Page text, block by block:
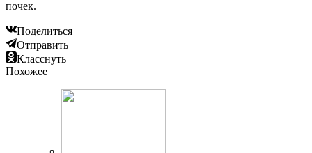
почек.
Поделиться
Отправить
Класснуть
Похожее